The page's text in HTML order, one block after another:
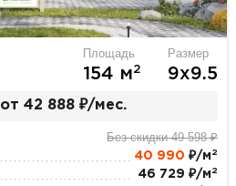
Площадь
154 м2
Размер
9х9.5
от 42 888 ₽/мес.
Без скидки 49 598 ₽
40 990 ₽/м 2
46 729 ₽/м 2